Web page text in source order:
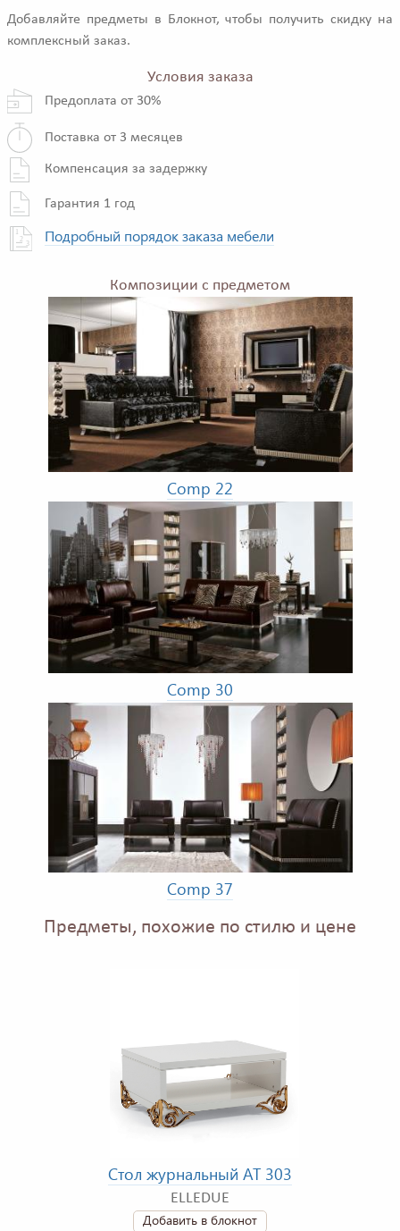
Добавляйте предметы в Блокнот, чтобы получить скидку на
комплексный заказ.
Условия заказа
Предоплата от 30%
Поставка от 3 месяцев
Компенсация за задержку
Гарантия 1 год
Подробный порядок заказа мебели
Композиции с предметом
Comp 22
Comp 30
Comp 37
Предметы, похожие по стилю и цене
Стол журнальный AT 303
ELLEDUE
Добавить в блокнот